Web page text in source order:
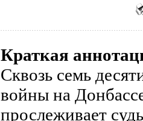
Краткая
Сквозь семь
войны на
прослеживает